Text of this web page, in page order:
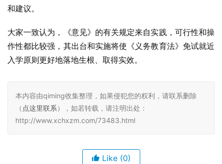
和建议。
大家一致认为，《意见》的有关规定来自实践，可行性和操
作性都比较强，其出台和实施将使《义务教育法》免试就近
入学原则更好地落地生根、取得实效。
本内容由qiming收集整理，如果侵犯您的权利，请联系删除
（ 点这里联系），如若转载，请注明出处：
http://www.xchxzm.com/73483.html
Like (0)